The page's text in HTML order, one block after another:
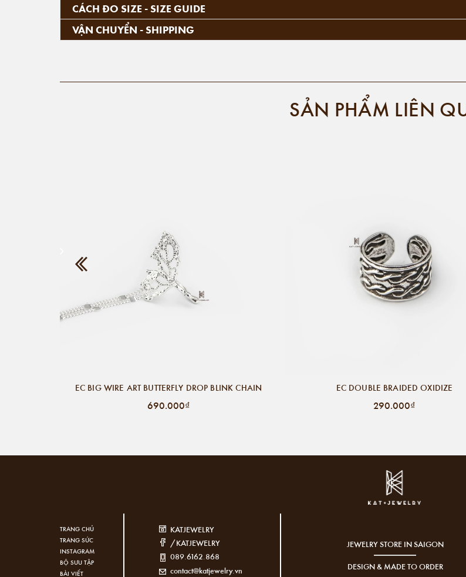
CÁCH ĐO SIZE - SIZE GUIDE
VẬN CHUYỂN - SHIPPING
SẢN PHẨM LIÊN
EC BIG WIRE ART BUTTERFLY DROP BLINK CHAIN
690.000₫
EC DOUBLE BRAIDED OXIDIZE
290.000₫
TRANG CHỦ
TRANG SỨC
INSTAGRAM
BỘ SƯU TẬP
BÀI VIẾT
KATJEWELRY
/KATJEWELRY
089.6162.868
contact@katjewelry.vn
JEWELRY STORE IN SAIGON
DESIGN & MADE TO ORDER